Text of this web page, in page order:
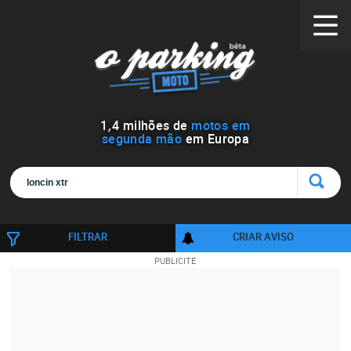
1 ,4 milhões de motos em
segunda mão em Europa
FILTRAR CRIAR AVISO